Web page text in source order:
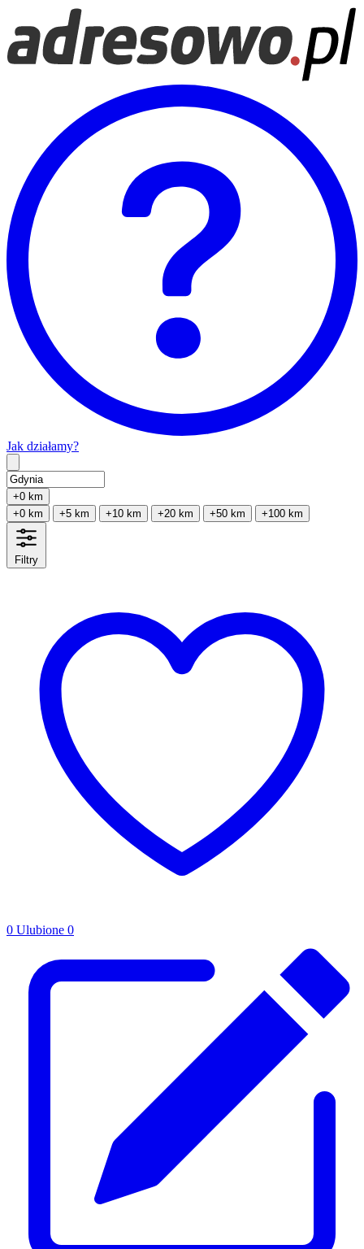
Jak działamy?
+0 km
+0 km
+5 km +10 km +20 km +50 km +100 km
Filtry
0 Ulubione 0